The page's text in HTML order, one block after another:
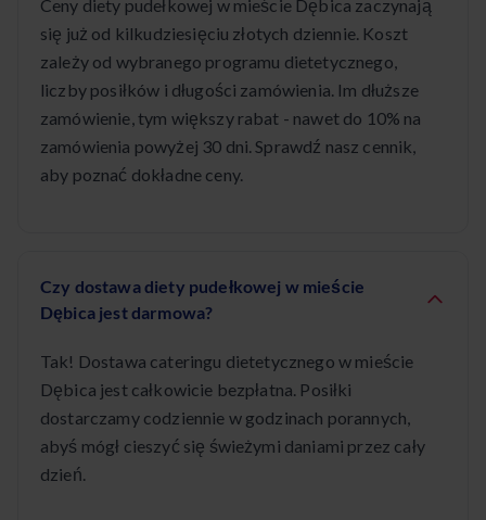
Ceny diety pudełkowej w mieście Dębica zaczynają
się już od kilkudziesięciu złotych dziennie. Koszt
zależy od wybranego programu dietetycznego,
liczby posiłków i długości zamówienia. Im dłuższe
zamówienie, tym większy rabat - nawet do 10% na
zamówienia powyżej 30 dni. Sprawdź nasz cennik,
aby poznać dokładne ceny.
Czy dostawa diety pudełkowej w mieście
Dębica jest darmowa?
Tak! Dostawa cateringu dietetycznego w mieście
Dębica jest całkowicie bezpłatna. Posiłki
dostarczamy codziennie w godzinach porannych,
abyś mógł cieszyć się świeżymi daniami przez cały
dzień.